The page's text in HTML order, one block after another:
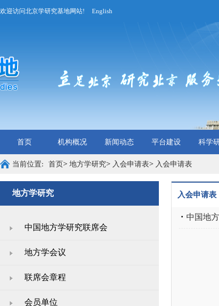
欢迎访问北京学研究基地网站! English
首页 机构概况 新闻动态 平台建设 科学
当前位置: 首页> 地方学研究> 入会申请表> 入会申请表
地方学研究
中国地方学研究联席会
地方学会议
联席会章程
会员单位
入会申请表
中国地